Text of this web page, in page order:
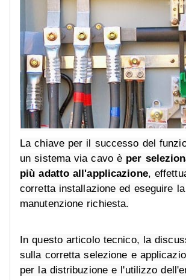
La chiave per il successo del
un sistema via cavo è per
più adatto all'applicazione,
corretta installazione ed eseguire la
manutenzione richiesta.
In questo articolo tecnico, la
sulla corretta selezione e
per la distribuzione e l'utilizzo